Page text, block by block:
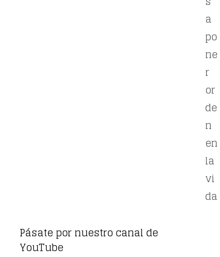
a
po
ne
r
or
de
n
en
la
vi
da
Pásate por nuestro canal de
YouTube